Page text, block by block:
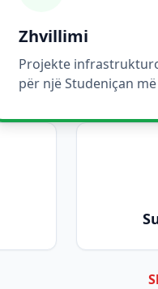
Zhvillimi
Projekte
për një Studeniçan